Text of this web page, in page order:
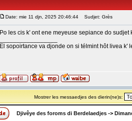
Date: mie 11 djn, 2025 20:46:44 Sudjet: Grès
Po les cis k' ont ene meyeuse sepiance do sudjet
El sopoirtance va djonde on si télmint hôt livea
Mostrer les messaedjes des dierin(ne)s:
Djivêye des foroms di Berdelaedjes ->